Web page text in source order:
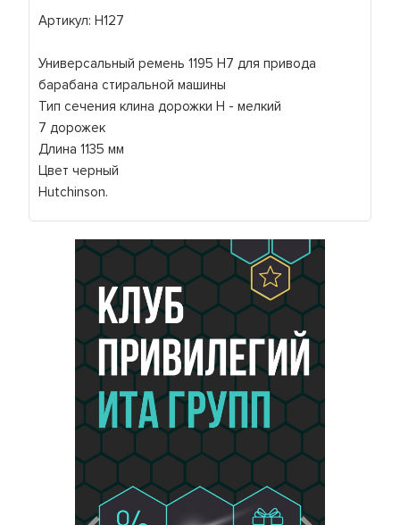
Артикул: H127
Универсальный ремень 1195 H7 для привода
барабана стиральной машины
Тип сечения клина дорожки H - мелкий
7 дорожек
Длина 1135 мм
Цвет черный
Hutchinson.